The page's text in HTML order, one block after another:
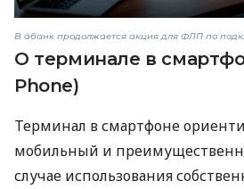
В àбанк продолжается акция для ФЛП по
О терминале в
Phone)
Терминал в смартфоне
мобильный и
случае использования